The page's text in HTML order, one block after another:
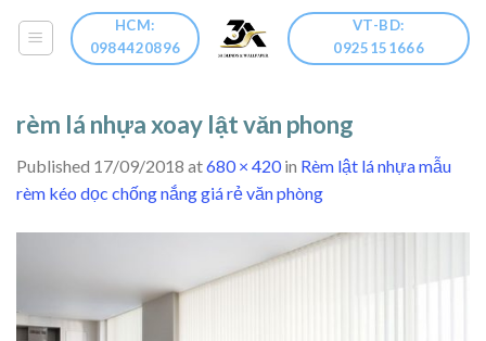
HCM:
0984420896
VT-BD:
0925151666
rèm lá nhựa xoay lật văn phong
Published 17/09/2018 at680 × 420in Rèm lật lá nhựa mẫu
rèm kéo dọc chống nắng giá rẻ văn phòng